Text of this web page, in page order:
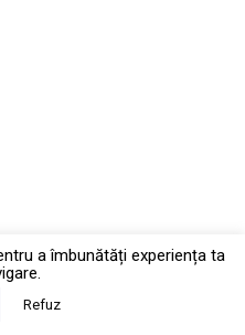
a îmbunătăți experiența ta
Refuz